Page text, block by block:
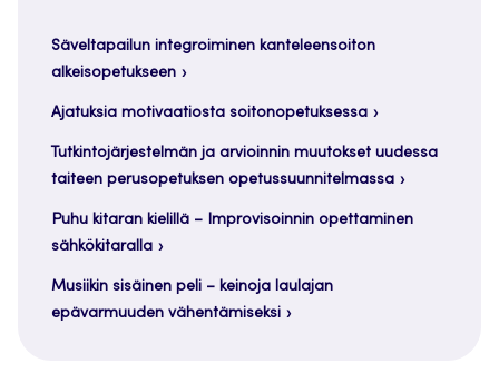
Säveltapailun integroiminen kanteleensoiton
alkeisopetukseen
Ajatuksia motivaatiosta soitonopetuksessa
Tutkintojärjestelmän ja arvioinnin muutokset uudessa
taiteen perusopetuksen opetussuunnitelmassa
Puhu kitaran kielillä – Improvisoinnin opettaminen
sähkökitaralla
Musiikin sisäinen peli – keinoja laulajan
epävarmuuden vähentämiseksi